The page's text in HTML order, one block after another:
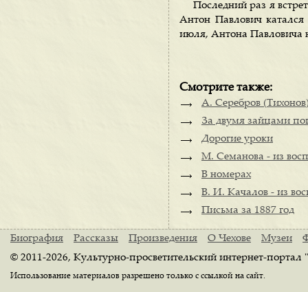
Последний раз я
Антон Павлович
июля, Антона Павловича
Смотрите также:
А. Серебров
За двумя зайцами
Дорогие уроки
М. Семанова - из
В номерах
В. И. Качалов - из
Письма за 1887 год
Биография Рассказы Произведения О Чехове Музеи
© 2011-2026, Культурно-просветительский интернет-
Использование материалов разрешено только с ссылкой на сайт.